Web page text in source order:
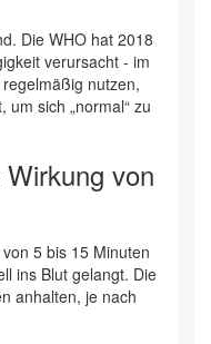
Die WHO hat 2018
verursacht - im
nutzen,
sich „normal“ zu
von
5 bis 15 Minuten
ins Blut gelangt. Die
anhalten, je nach